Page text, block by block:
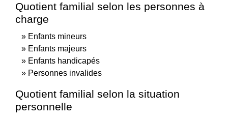
Quotient familial selon les personnes à
charge
Enfants mineurs
Enfants majeurs
Enfants handicapés
Personnes invalides
Quotient familial selon la situation
personnelle